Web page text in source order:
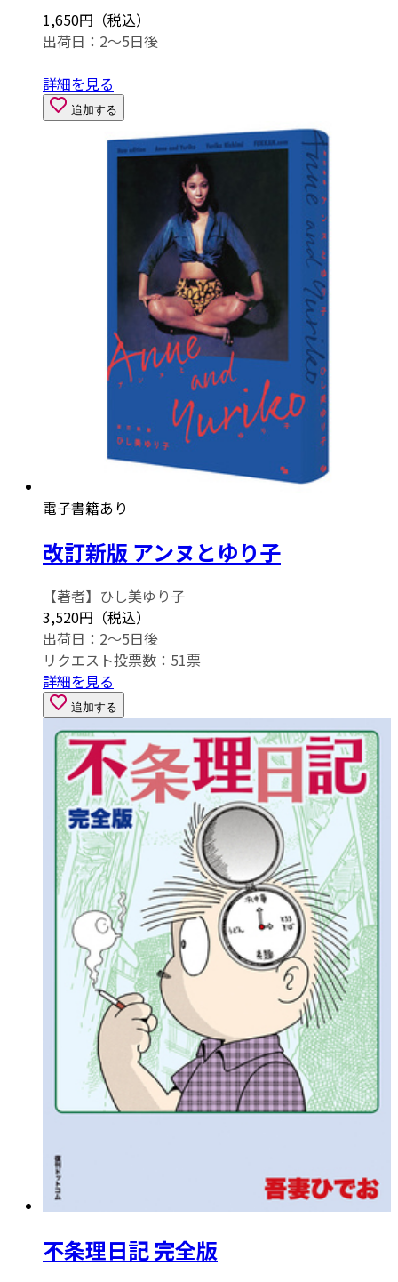
1,650円（税込）
出荷日：2～5日後
詳細を見る
追加する
電子書籍あり
改訂新版 アンヌとゆり子
【著者】ひし美ゆり子
3,520円（税込）
出荷日：2～5日後
リクエスト投票数： 51票
詳細を見る
追加する
不条理日記 完全版